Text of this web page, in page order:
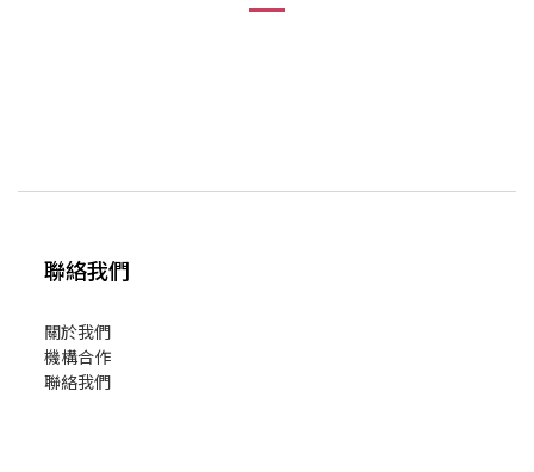
聯絡我們
關於我們
機構合作
聯絡我們